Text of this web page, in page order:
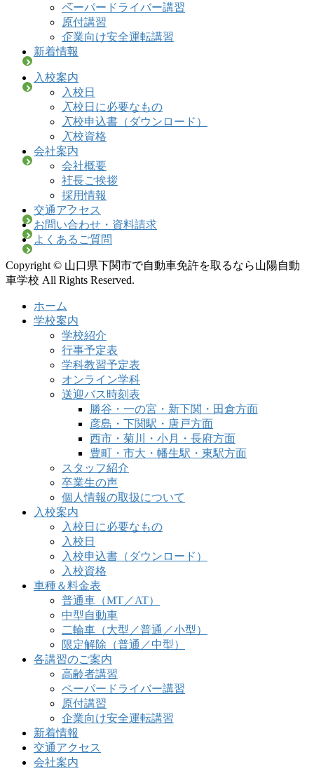
ペーパードライバー講習
原付講習
企業向け安全運転講習
新着情報
入校案内
入校日
入校日に必要なもの
入校申込書（ダウンロード）
入校資格
会社案内
会社概要
社長ご挨拶
採用情報
交通アクセス
お問い合わせ・資料請求
よくあるご質問
Copyright © 山口県下関市で自動車免許を取るなら山陽自動
車学校 All Rights Reserved.
ホーム
学校案内
学校紹介
行事予定表
学科教習予定表
オンライン学科
送迎バス時刻表
勝谷・一の宮・新下関・田倉方面
彦島・下関駅・唐戸方面
西市・菊川・小月・長府方面
豊町・市大・幡生駅・東駅方面
スタッフ紹介
卒業生の声
個人情報の取扱について
入校案内
入校日に必要なもの
入校日
入校申込書（ダウンロード）
入校資格
車種＆料金表
普通車（MT／AT）
中型自動車
二輪車（大型／普通／小型）
限定解除（普通／中型）
各講習のご案内
高齢者講習
ペーパードライバー講習
原付講習
企業向け安全運転講習
新着情報
交通アクセス
会社案内